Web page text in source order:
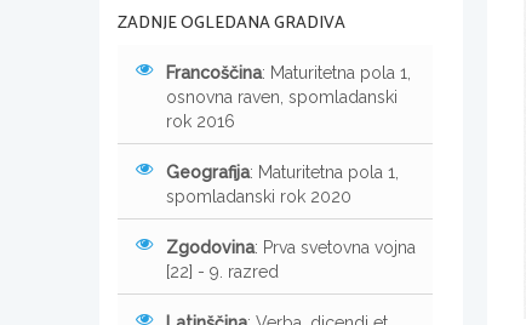
ZADNJE OGLEDANA GRADIVA
Francoščina: Maturitetna pola 1,
osnovna raven, spomladanski
rok 2016
Geografija: Maturitetna pola 1,
spomladanski rok 2020
Zgodovina: Prva svetovna vojna
[22] - 9. razred